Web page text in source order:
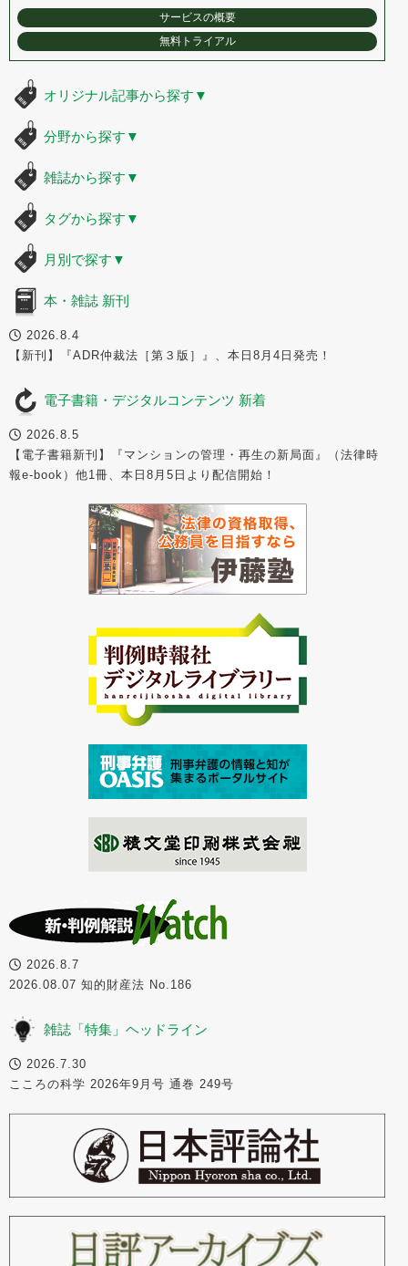
サービスの概要
無料トライアル
オリジナル記事から探す ▼
分野から探す ▼
雑誌から探す ▼
タグから探す ▼
月別で探す ▼
本・雑誌 新刊
2026.8.4
【新刊】『ADR仲裁法［第３版］』、本日8月4日発売！
電子書籍・デジタルコンテンツ 新着
2026.8.5
【電子書籍新刊】『マンションの管理・再生の新局面』（法律時
報e-book）他1冊、本日8月5日より配信開始！
2026.8.7
2026.08.07 知的財産法 No.186
雑誌「特集」ヘッドライン
2026.7.30
こころの科学 2026年9月号 通巻 249号